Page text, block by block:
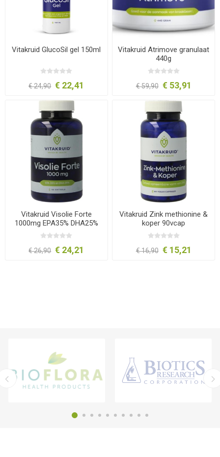
Vitakruid GlucoSil gel 150ml
€ 24,90 € 22,41
Vitakruid Atrimove granulaat
440g
€ 59,90 € 53,91
Vitakruid Visolie Forte
1000mg EPA35% DHA25%
90 softgels
€ 26,90 € 24,21
Vitakruid Zink methionine &
koper 90vcap
€ 16,90 € 15,21